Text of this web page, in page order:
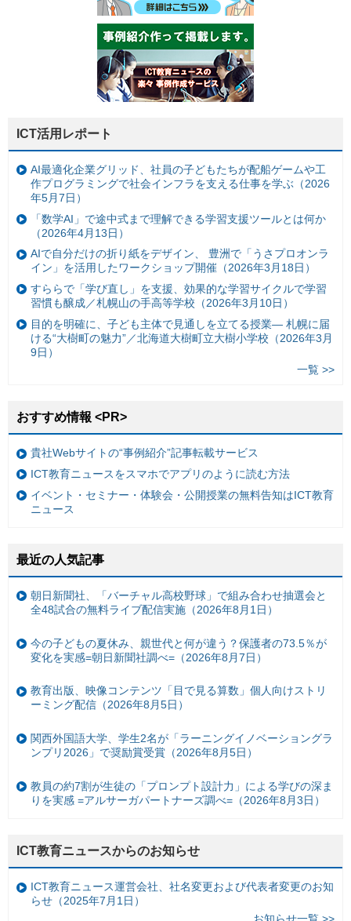
ICT活用レポート
AI最適化企業グリッド、社員の子どもたちが配船ゲームや工
作プログラミングで社会インフラを支える仕事を学ぶ（2026
年5月7日）
「数学AI」で途中式まで理解できる学習支援ツールとは何か
（2026年4月13日）
AIで自分だけの折り紙をデザイン、 豊洲で「うさプロオンラ
イン」を活用したワークショップ開催（2026年3月18日）
すららで「学び直し」を支援、効果的な学習サイクルで学習
習慣も醸成／札幌山の手高等学校（2026年3月10日）
目的を明確に、子ども主体で見通しを立てる授業— 札幌に届
ける“大樹町の魅力”／北海道大樹町立大樹小学校（2026年3月
9日）
一覧 >>
おすすめ情報 <PR>
貴社Webサイトの“事例紹介”記事転載サービス
ICT教育ニュースをスマホでアプリのように読む方法
イベント・セミナー・体験会・公開授業の無料告知はICT教育
ニュース
最近の人気記事
朝日新聞社、「バーチャル高校野球」で組み合わせ抽選会と
全48試合の無料ライブ配信実施（2026年8月1日）
今の子どもの夏休み、親世代と何が違う？保護者の73.5％が
変化を実感=朝日新聞社調べ=（2026年8月7日）
教育出版、映像コンテンツ「目で見る算数」個人向けストリ
ーミング配信（2026年8月5日）
関西外国語大学、学生2名が「ラーニングイノベーショングラ
ンプリ2026」で奨励賞受賞（2026年8月5日）
教員の約7割が生徒の「プロンプト設計力」による学びの深ま
りを実感 =アルサーガパートナーズ調べ=（2026年8月3日）
ICT教育ニュースからのお知らせ
ICT教育ニュース運営会社、社名変更および代表者変更のお知
らせ（2025年7月1日）
お知らせ一覧 >>